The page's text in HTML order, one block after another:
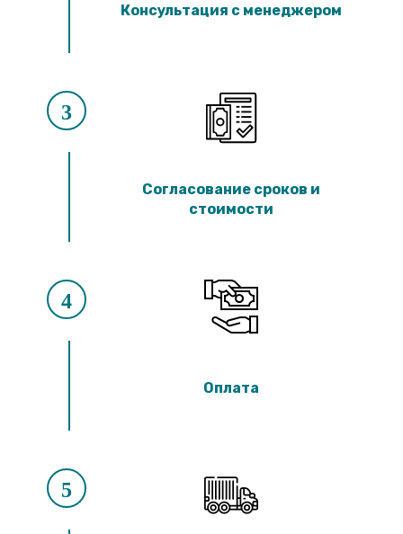
Консультация с менеджером
3
Согласование сроков и
стоимости
4
Оплата
5